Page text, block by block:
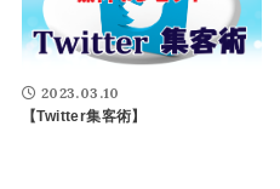
2023.03.10
【Twitter集客術】